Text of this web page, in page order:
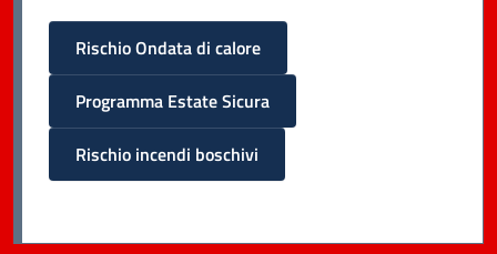
Rischio Ondata di calore
Programma Estate Sicura
Rischio incendi boschivi